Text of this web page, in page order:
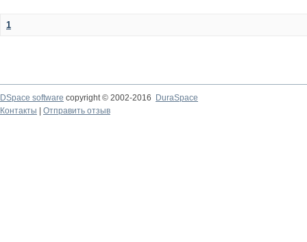
1
DSpace software copyright © 2002-2016
DuraSpace
Контакты
Отправить отзыв